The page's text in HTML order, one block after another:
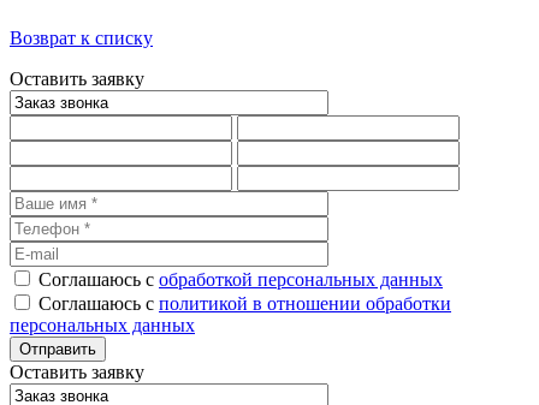
Возврат к списку
Оставить заявку
Соглашаюсь с обработкой персональных данных
Соглашаюсь с политикой в отношении обработки
персональных данных
Оставить заявку